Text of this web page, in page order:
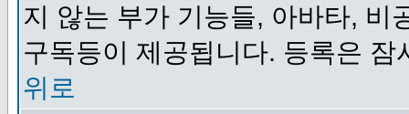
지 않는 부가 기능들, 아바타, 비
구독등이 제공됩니다. 등록은
위로